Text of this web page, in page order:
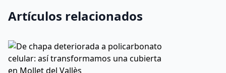
Artículos relacionados